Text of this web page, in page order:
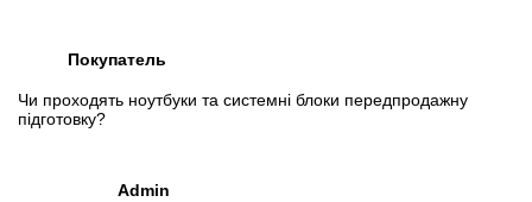
Покупатель
Чи проходять ноутбуки та системні блоки передпродажну
підготовку?
Admin